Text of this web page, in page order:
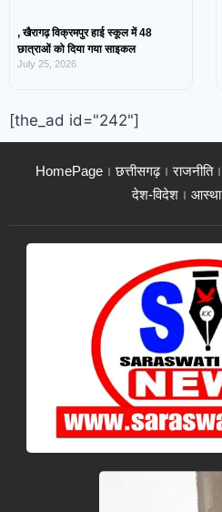
, खैरागढ़ विक्रमपुर हाई स्कूल में 48
छात्राओं को दिया गया साइकल
July 25, 2026
[the_ad id="242"]
HomePage छत्तीसगढ़ राजनीति
देश-विदेश
आस्था